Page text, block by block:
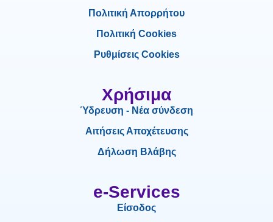
Πολιτική Απορρήτου
Πολιτική Cookies
Ρυθμίσεις Cookies
Χρήσιμα
Ύδρευση - Νέα σύνδεση
Αιτήσεις Αποχέτευσης
Δήλωση Βλάβης
e-Services
Είσοδος